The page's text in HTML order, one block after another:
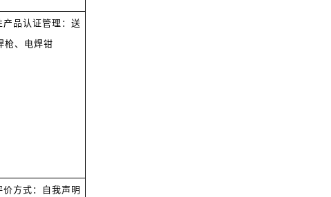
品认证管理：送
枪、电焊钳
方式：自我声明